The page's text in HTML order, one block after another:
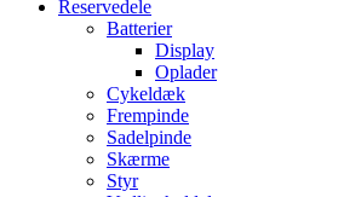
Reservedele
Batterier
Display
Oplader
Cykeldæk
Frempinde
Sadelpinde
Skærme
Styr